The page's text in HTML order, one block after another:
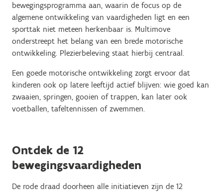
bewegingsprogramma aan, waarin de focus op de
algemene ontwikkeling van vaardigheden ligt en een
sporttak niet meteen herkenbaar is. Multimove
onderstreept het belang van een brede motorische
ontwikkeling. Plezierbeleving staat hierbij centraal.
Een goede motorische ontwikkeling zorgt ervoor dat
kinderen ook op latere leeftijd actief blijven: wie goed kan
zwaaien, springen, gooien of trappen, kan later ook
voetballen, tafeltennissen of zwemmen.
Ontdek de 12
bewegingsvaardigheden
De rode draad doorheen alle initiatieven zijn de 12